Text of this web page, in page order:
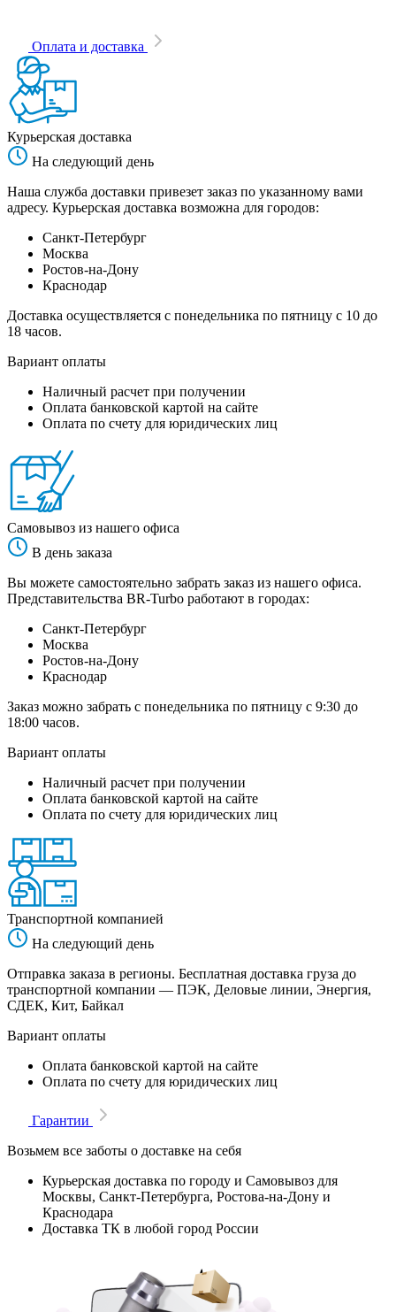
Оплата и доставка
Курьерская доставка
На следующий день
Наша служба доставки привезет заказ по указанному вами
адресу. Курьерская доставка возможна для городов:
Санкт-Петербург
Москва
Ростов-на-Дону
Краснодар
Доставка осуществляется с понедельника по пятницу с 10 до
18 часов.
Вариант оплаты
Наличный расчет при получении
Оплата банковской картой на сайте
Оплата по счету для юридических лиц
Самовывоз из нашего офиса
В день заказа
Вы можете самостоятельно забрать заказ из нашего офиса.
Представительства BR-Turbo работают в городах:
Санкт-Петербург
Москва
Ростов-на-Дону
Краснодар
Заказ можно забрать с понедельника по пятницу с 9:30 до
18:00 часов.
Вариант оплаты
Наличный расчет при получении
Оплата банковской картой на сайте
Оплата по счету для юридических лиц
Транспортной компанией
На следующий день
Отправка заказа в регионы. Бесплатная доставка груза до
транспортной компании — ПЭК, Деловые линии, Энергия,
СДЕК, Кит, Байкал
Вариант оплаты
Оплата банковской картой на сайте
Оплата по счету для юридических лиц
Гарантии
Возьмем все заботы о доставке на себя
Курьерская доставка по городу и Самовывоз для
Москвы, Санкт-Петербурга, Ростова-на-Дону и
Краснодара
Доставка ТК в любой город России